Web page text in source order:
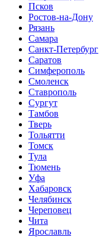
Псков
Ростов-на-Дону
Рязань
Самара
Санкт-Петербург
Саратов
Симферополь
Смоленск
Ставрополь
Сургут
Тамбов
Тверь
Тольятти
Томск
Тула
Тюмень
Уфа
Хабаровск
Челябинск
Череповец
Чита
Ярославль